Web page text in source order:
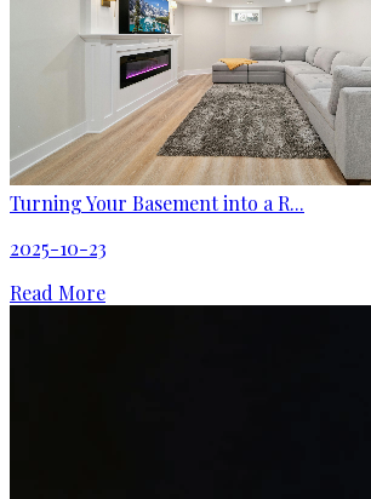
Turning Your Basement into a R...
2025-10-23
Read More